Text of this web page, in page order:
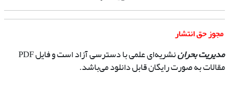
مجوز حق انتشار
مدیریت بحران نشریه‌ای علمی با دسترسی آزاد است و فایل PDF
مقالات به صورت رایگان قابل دانلود می‌باشد.